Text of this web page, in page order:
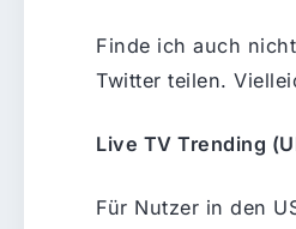
Finde ich auch
Twitter teilen.
Live TV Trending
Für Nutzer in den